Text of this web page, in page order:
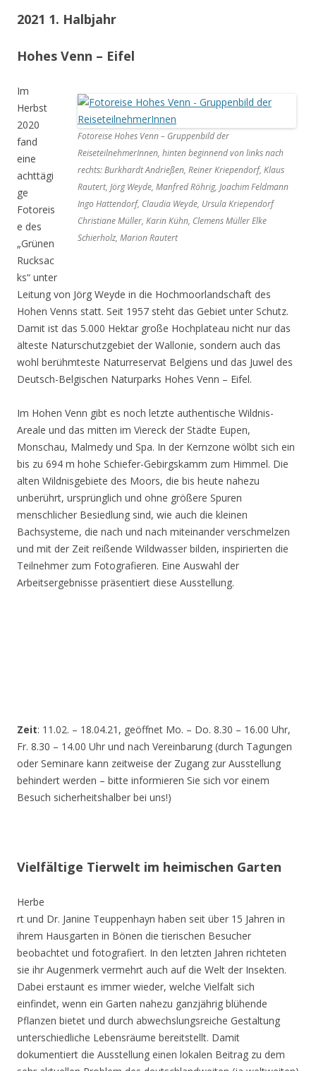
2021 1. Halbjahr
Hohes Venn – Eifel
Fotoreise Hohes Venn – Gruppenbild der
ReiseteilnehmerInnen, hinten beginnend von links nach
rechts: Burkhardt Andrießen, Reiner Kriependorf, Klaus
Rautert, Jörg Weyde, Manfred Röhrig, Joachim Feldmann
Ingo Hattendorf, Claudia Weyde, Ursula Kriependorf
Christiane Müller, Karin Kühn, Clemens Müller Elke
Schierholz, Marion Rautert
Im
Herbst
2020
fand
eine
achttägi
ge
Fotoreis
e des
„Grünen
Rucksac
ks“ unter
Leitung von Jörg Weyde in die Hochmoorlandschaft des
Hohen Venns statt. Seit 1957 steht das Gebiet unter Schutz.
Damit ist das 5.000 Hektar große Hochplateau nicht nur das
älteste Naturschutzgebiet der Wallonie, sondern auch das
wohl berühmteste Naturreservat Belgiens und das Juwel des
Deutsch-Belgischen Naturparks Hohes Venn – Eifel.
Im Hohen Venn gibt es noch letzte authentische Wildnis-
Areale und das mitten im Viereck der Städte Eupen,
Monschau, Malmedy und Spa. In der Kernzone wölbt sich ein
bis zu 694 m hohe Schiefer-Gebirgskamm zum Himmel. Die
alten Wildnisgebiete des Moors, die bis heute nahezu
unberührt, ursprünglich und ohne größere Spuren
menschlicher Besiedlung sind, wie auch die kleinen
Bachsysteme, die nach und nach miteinander verschmelzen
und mit der Zeit reißende Wildwasser bilden, inspirierten die
Teilnehmer zum Fotografieren. Eine Auswahl der
Arbeitsergebnisse präsentiert diese Ausstellung.
Zeit: 11.02. – 18.04.21, geöffnet Mo. – Do. 8.30 – 16.00 Uhr,
Fr. 8.30 – 14.00 Uhr und nach Vereinbarung (durch Tagungen
oder Seminare kann zeitweise der Zugang zur Ausstellung
behindert werden – bitte informieren Sie sich vor einem
Besuch sicherheitshalber bei uns!)
Vielfältige Tierwelt im heimischen Garten
Herbe
rt und Dr. Janine Teuppenhayn haben seit über 15 Jahren in
ihrem Hausgarten in Bönen die tierischen Besucher
beobachtet und fotografiert. In den letzten Jahren richteten
sie ihr Augenmerk vermehrt auch auf die Welt der Insekten.
Dabei erstaunt es immer wieder, welche Vielfalt sich
einfindet, wenn ein Garten nahezu ganzjährig blühende
Pflanzen bietet und durch abwechslungsreiche Gestaltung
unterschiedliche Lebensräume bereitstellt. Damit
dokumentiert die Ausstellung einen lokalen Beitrag zu dem